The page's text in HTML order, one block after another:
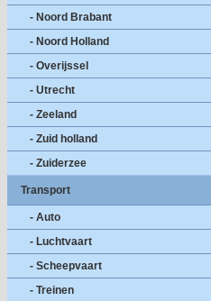
- Noord Brabant
- Noord Holland
- Overijssel
- Utrecht
- Zeeland
- Zuid holland
- Zuiderzee
Transport
- Auto
- Luchtvaart
- Scheepvaart
- Treinen